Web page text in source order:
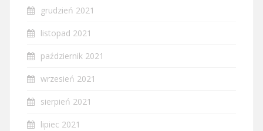
grudzień 2021
listopad 2021
październik 2021
wrzesień 2021
sierpień 2021
lipiec 2021